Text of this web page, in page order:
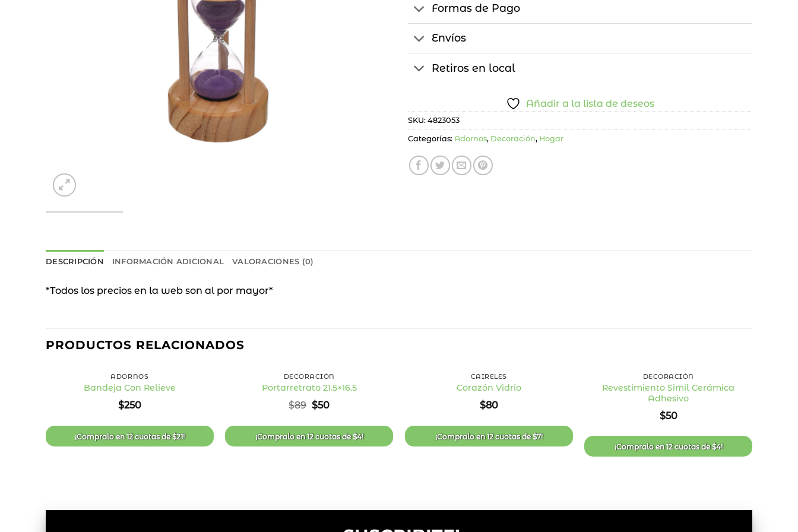
Formas de Pago
Envíos
Retiros en local
Añadir a la lista de deseos
SKU: 4823053
Categorías: Adornos, Decoración, Hogar
DESCRIPCIÓN INFORMACIÓN ADICIONAL VALORACIONES (0)
*Todos los precios en la web son al por mayor*
PRODUCTOS RELACIONADOS
de
deseos
ADORNOS
Bandeja Con Relieve
$250
¡Compralo en12 cuotasde$21!
de
deseos
DECORACIÓN
Portarretrato 21.5×16.5
$89 El
original
era:
$89.
$50El
actual
es:
$50.
¡Compralo en12 cuotasde$4!
de
deseos
CAIRELES
Corazón Vidrio
$80
¡Compralo en12 cuotasde$7!
DECORACIÓN
Revestimiento Simil Cerámica
Adhesivo
$50
¡Compralo en12 cuotasde$4!